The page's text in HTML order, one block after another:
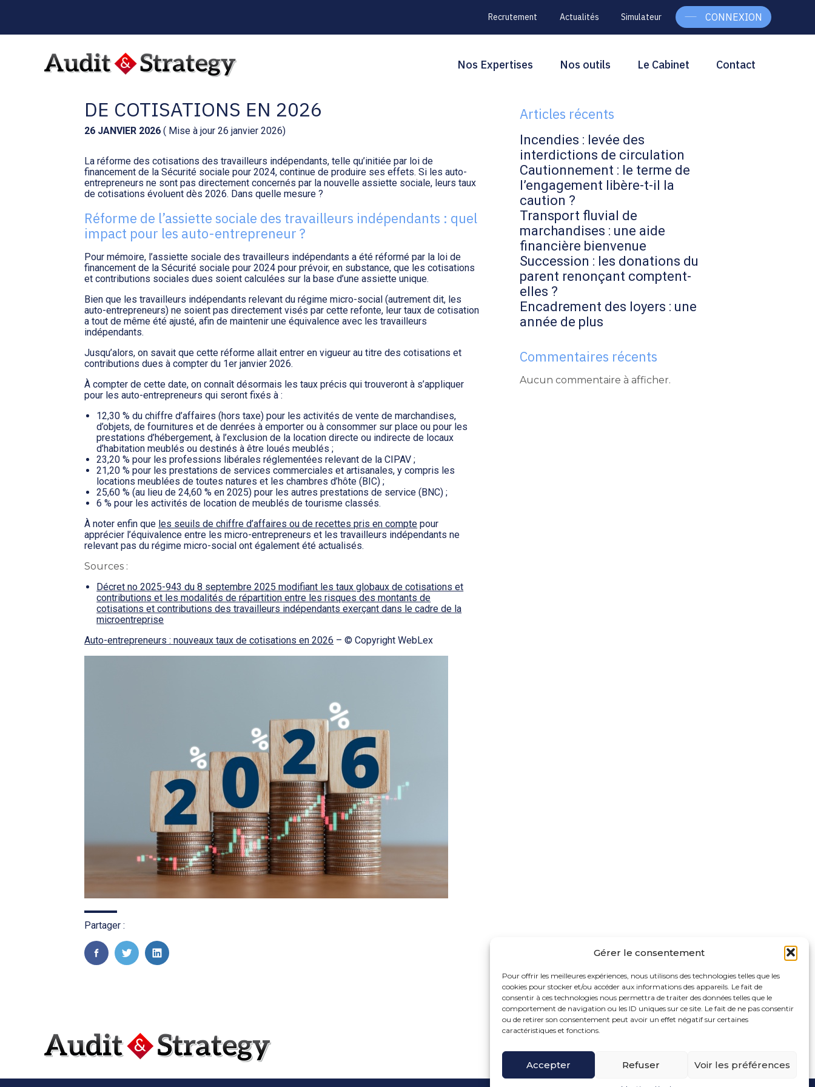
Gérer le consentement
Pour offrir les meilleures expériences, nous utilisons des technologies telles que les
cookies pour stocker et/ou accéder aux informations des appareils. Le fait de
consentir à ces technologies nous permettra de traiter des données telles que le
comportement de navigation ou les ID uniques sur ce site. Le fait de ne pas consentir
ou de retirer son consentement peut avoir un effet négatif sur certaines
caractéristiques et fonctions.
Accepter Refuser Voir les préférences
sub-
header
Recrutement Actualités Simulateur CONNEXION
Aller
Principal
Nos Expertises Nos outils Le Cabinet Contact
DE COTISATIONS EN 2026
26 JANVIER 2026 ( Mise à jour 26 janvier 2026)
La réforme des cotisations des travailleurs indépendants, telle qu’initiée par loi de
financement de la Sécurité sociale pour 2024, continue de produire ses effets. Si les auto-
entrepreneurs ne sont pas directement concernés par la nouvelle assiette sociale, leurs taux
de cotisations évoluent dès 2026. Dans quelle mesure ?
Réforme de l’assiette sociale des travailleurs indépendants : quel
impact pour les auto-entrepreneur ?
Pour mémoire, l’assiette sociale des travailleurs indépendants a été réformé par la loi de
financement de la Sécurité sociale pour 2024 pour prévoir, en substance, que les cotisations
et contributions sociales dues soient calculées sur la base d’une assiette unique.
Bien que les travailleurs indépendants relevant du régime micro-social (autrement dit, les
auto-entrepreneurs) ne soient pas directement visés par cette refonte, leur taux de cotisation
a tout de même été ajusté, afin de maintenir une équivalence avec les travailleurs
indépendants.
Jusqu’alors, on savait que cette réforme allait entrer en vigueur au titre des cotisations et
contributions dues à compter du 1er janvier 2026.
À compter de cette date, on connaît désormais les taux précis qui trouveront à s’appliquer
pour les auto-entrepreneurs qui seront fixés à :
12,30 % du chiffre d’affaires (hors taxe) pour les activités de vente de marchandises,
d’objets, de fournitures et de denrées à emporter ou à consommer sur place ou pour les
prestations d’hébergement, à l’exclusion de la location directe ou indirecte de locaux
d’habitation meublés ou destinés à être loués meublés ;
23,20 % pour les professions libérales réglementées relevant de la CIPAV ;
21,20 % pour les prestations de services commerciales et artisanales, y compris les
locations meublées de toutes natures et les chambres d’hôte (BIC) ;
25,60 % (au lieu de 24,60 % en 2025) pour les autres prestations de service (BNC) ;
6 % pour les activités de location de meublés de tourisme classés.
À noter enfin que les seuils de chiffre d’affaires ou de recettes pris en compte pour
apprécier l’équivalence entre les micro-entrepreneurs et les travailleurs indépendants ne
relevant pas du régime micro-social ont également été actualisés.
Sources :
Décret no 2025-943 du 8 septembre 2025 modifiant les taux globaux de cotisations et
contributions et les modalités de répartition entre les risques des montants de
cotisations et contributions des travailleurs indépendants exerçant dans le cadre de la
microentreprise
Auto-entrepreneurs : nouveaux taux de cotisations en 2026 – © Copyright WebLex
Partager :
FaceBook
TwitterLinkedIn
Blog
Rechercher
Articles récents
Incendies : levée des
interdictions de circulation
Cautionnement : le terme de
l’engagement libère-t-il la
caution ?
Transport fluvial de
marchandises : une aide
financière bienvenue
Succession : les donations du
parent renonçant comptent-
elles ?
Encadrement des loyers : une
année de plus
Commentaires récents
Aucun commentaire à afficher.
Footer
Principale